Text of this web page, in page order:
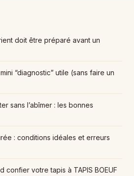
doit être préparé avant un
“diagnostic” utile (sans faire un
sans l’abîmer : les bonnes
: conditions idéales et erreurs
confier votre tapis à TAPIS BOEUF